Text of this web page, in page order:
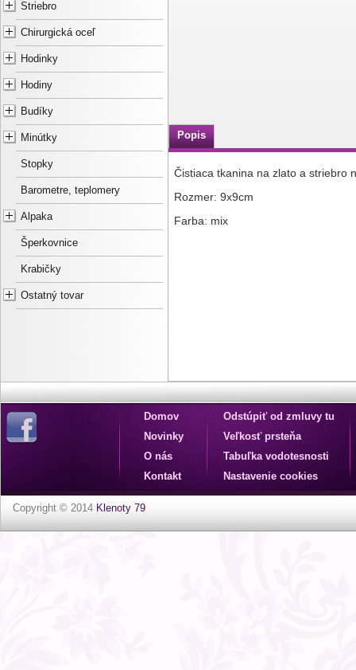
Striebro
Chirurgická oceľ
Hodinky
Hodiny
Budíky
Minútky
Stopky
Barometre, teplomery
Alpaka
Šperkovnice
Krabičky
Ostatný tovar
Popis
Čistiaca tkanina na zlato a striebro
Rozmer: 9x9cm
Farba: mix
Domov
Novinky
O nás
Kontakt
Odstúpiť od zmluvy tu
Veľkosť prsteňa
Tabuľka vodotesnosti
Nastavenie cookies
Copyright © 2014 Klenoty 79